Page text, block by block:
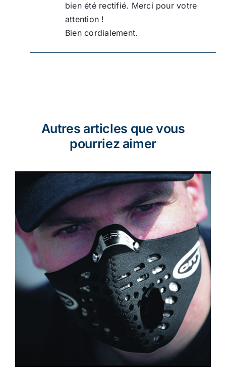
bien été rectifié. Merci pour votre
attention !
Bien cordialement.
Autres articles que vous
pourriez aimer